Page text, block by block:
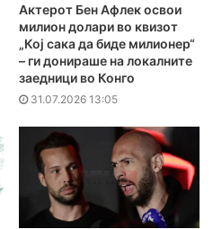
Актерот Бен Афлек освои
милион долари во квизот
„Кој сака да биде милионер“
– ги донираше на локалните
заедници во Конго
31.07.2026 13:05